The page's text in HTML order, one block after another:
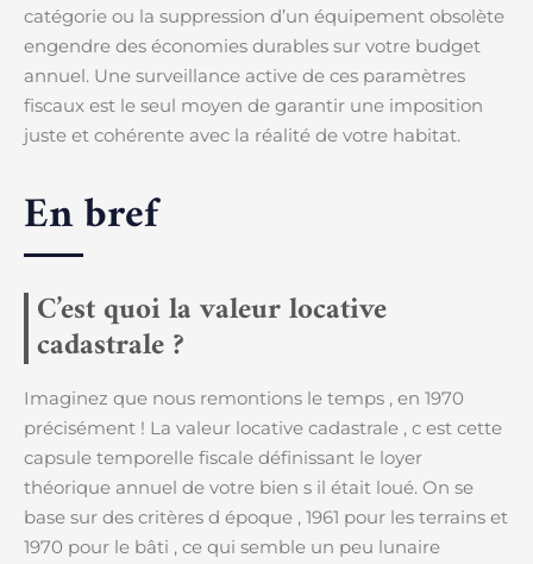
catégorie ou la suppression d’un équipement obsolète
engendre des économies durables sur votre budget
annuel. Une surveillance active de ces paramètres
fiscaux est le seul moyen de garantir une imposition
juste et cohérente avec la réalité de votre habitat.
En bref
C’est quoi la valeur locative
cadastrale ?
Imaginez que nous remontions le temps , en 1970
précisément ! La valeur locative cadastrale , c est cette
capsule temporelle fiscale définissant le loyer
théorique annuel de votre bien s il était loué. On se
base sur des critères d époque , 1961 pour les terrains et
1970 pour le bâti , ce qui semble un peu lunaire